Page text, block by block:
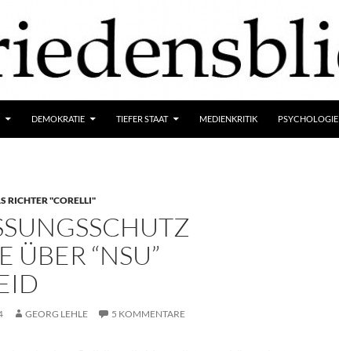
DEMOKRATIE TIEFER STAAT MEDIENKRITIK PSYCHOLOGIE
RICHTER "CORELLI"
ÜBER “NSU”
GEORG LEHLE 5 KOMMENTARE